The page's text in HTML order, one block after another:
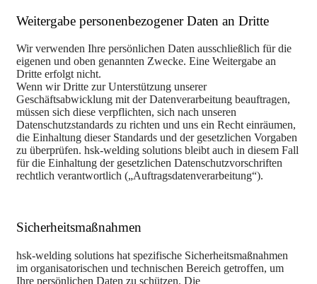
Weitergabe personenbezogener Daten an Dritte
Wir verwenden Ihre persönlichen Daten ausschließlich für die
eigenen und oben genannten Zwecke. Eine Weitergabe an
Dritte erfolgt nicht.
Wenn wir Dritte zur Unterstützung unserer
Geschäftsabwicklung mit der Datenverarbeitung beauftragen,
müssen sich diese verpflichten, sich nach unseren
Datenschutzstandards zu richten und uns ein Recht einräumen,
die Einhaltung dieser Standards und der gesetzlichen Vorgaben
zu überprüfen. hsk-welding solutions bleibt auch in diesem Fall
für die Einhaltung der gesetzlichen Datenschutzvorschriften
rechtlich verantwortlich („Auftragsdatenverarbeitung“).
Sicherheitsmaßnahmen
hsk-welding solutions hat spezifische Sicherheitsmaßnahmen
im organisatorischen und technischen Bereich getroffen, um
Ihre persönlichen Daten zu schützen. Die